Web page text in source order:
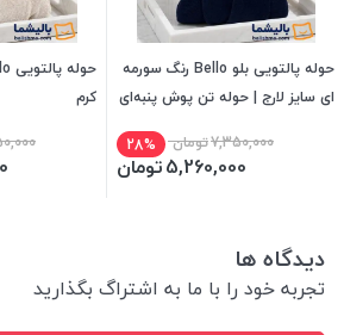
حوله پالتویی بلو Bello رنگ سورمه
ای سایز لارج | حوله تن پوش پنبه‌ای
7,350,000تومان 28%
5,260,000تومان
کرم
دیدگاه ها
تجربه خود را با ما به اشتراگ بگذارید